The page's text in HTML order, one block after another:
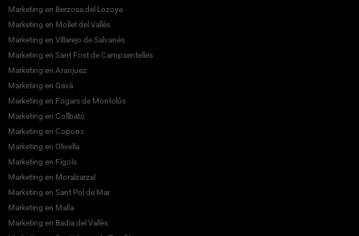
Marketing en Berzosa del Lozoya
Marketing en Mollet del Vallès
Marketing en Villarejo de Salvanés
Marketing en Sant Fost de Campsentelles
Marketing en Aranjuez
Marketing en Gavà
Marketing en Fogars de Montclús
Marketing en Collbató
Marketing en Copons
Marketing en Olivella
Marketing en Fígols
Marketing en Moralzarzal
Marketing en Sant Pol de Mar
Marketing en Malla
Marketing en Badia del Vallès